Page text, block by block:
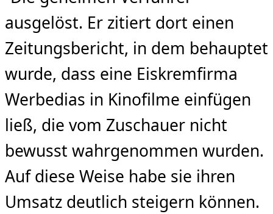
ausgelöst. Er zitiert dort einen
Zeitungsbericht, in dem behauptet
wurde, dass eine Eiskrem­firma
Werbedias in Kinofilme einfügen
ließ, die vom Zuschauer nicht
bewusst wahr­genommen wurden.
Auf diese Weise habe sie ihren
Umsatz deutlich steigern können.